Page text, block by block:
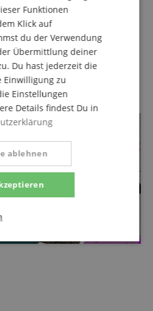
Gitarre, neuem Bass und dann
😊 Musik ist für mich die
einmal abzuschalten.
die auch total von meinen
und hoffe, zu Hause bald
können. 😊 Meine 18 Monate
Slipknot voll toll und schüttelt
Funktionen
Klick auf
du der Verwendung
Übermittlung deiner
Du hast jederzeit die
Einwilligung zu
Einstellungen
Details findest Du in
ablehnen
Funktional